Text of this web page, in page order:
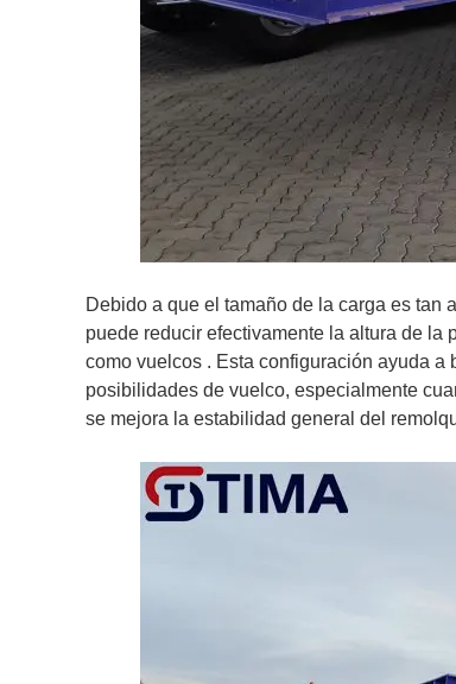
Debido a que el tamaño de la carga es
puede reducir efectivamente la altura de la
como vuelcos . Esta configuración ayuda a
posibilidades de vuelco, especialmente
se mejora la estabilidad general del